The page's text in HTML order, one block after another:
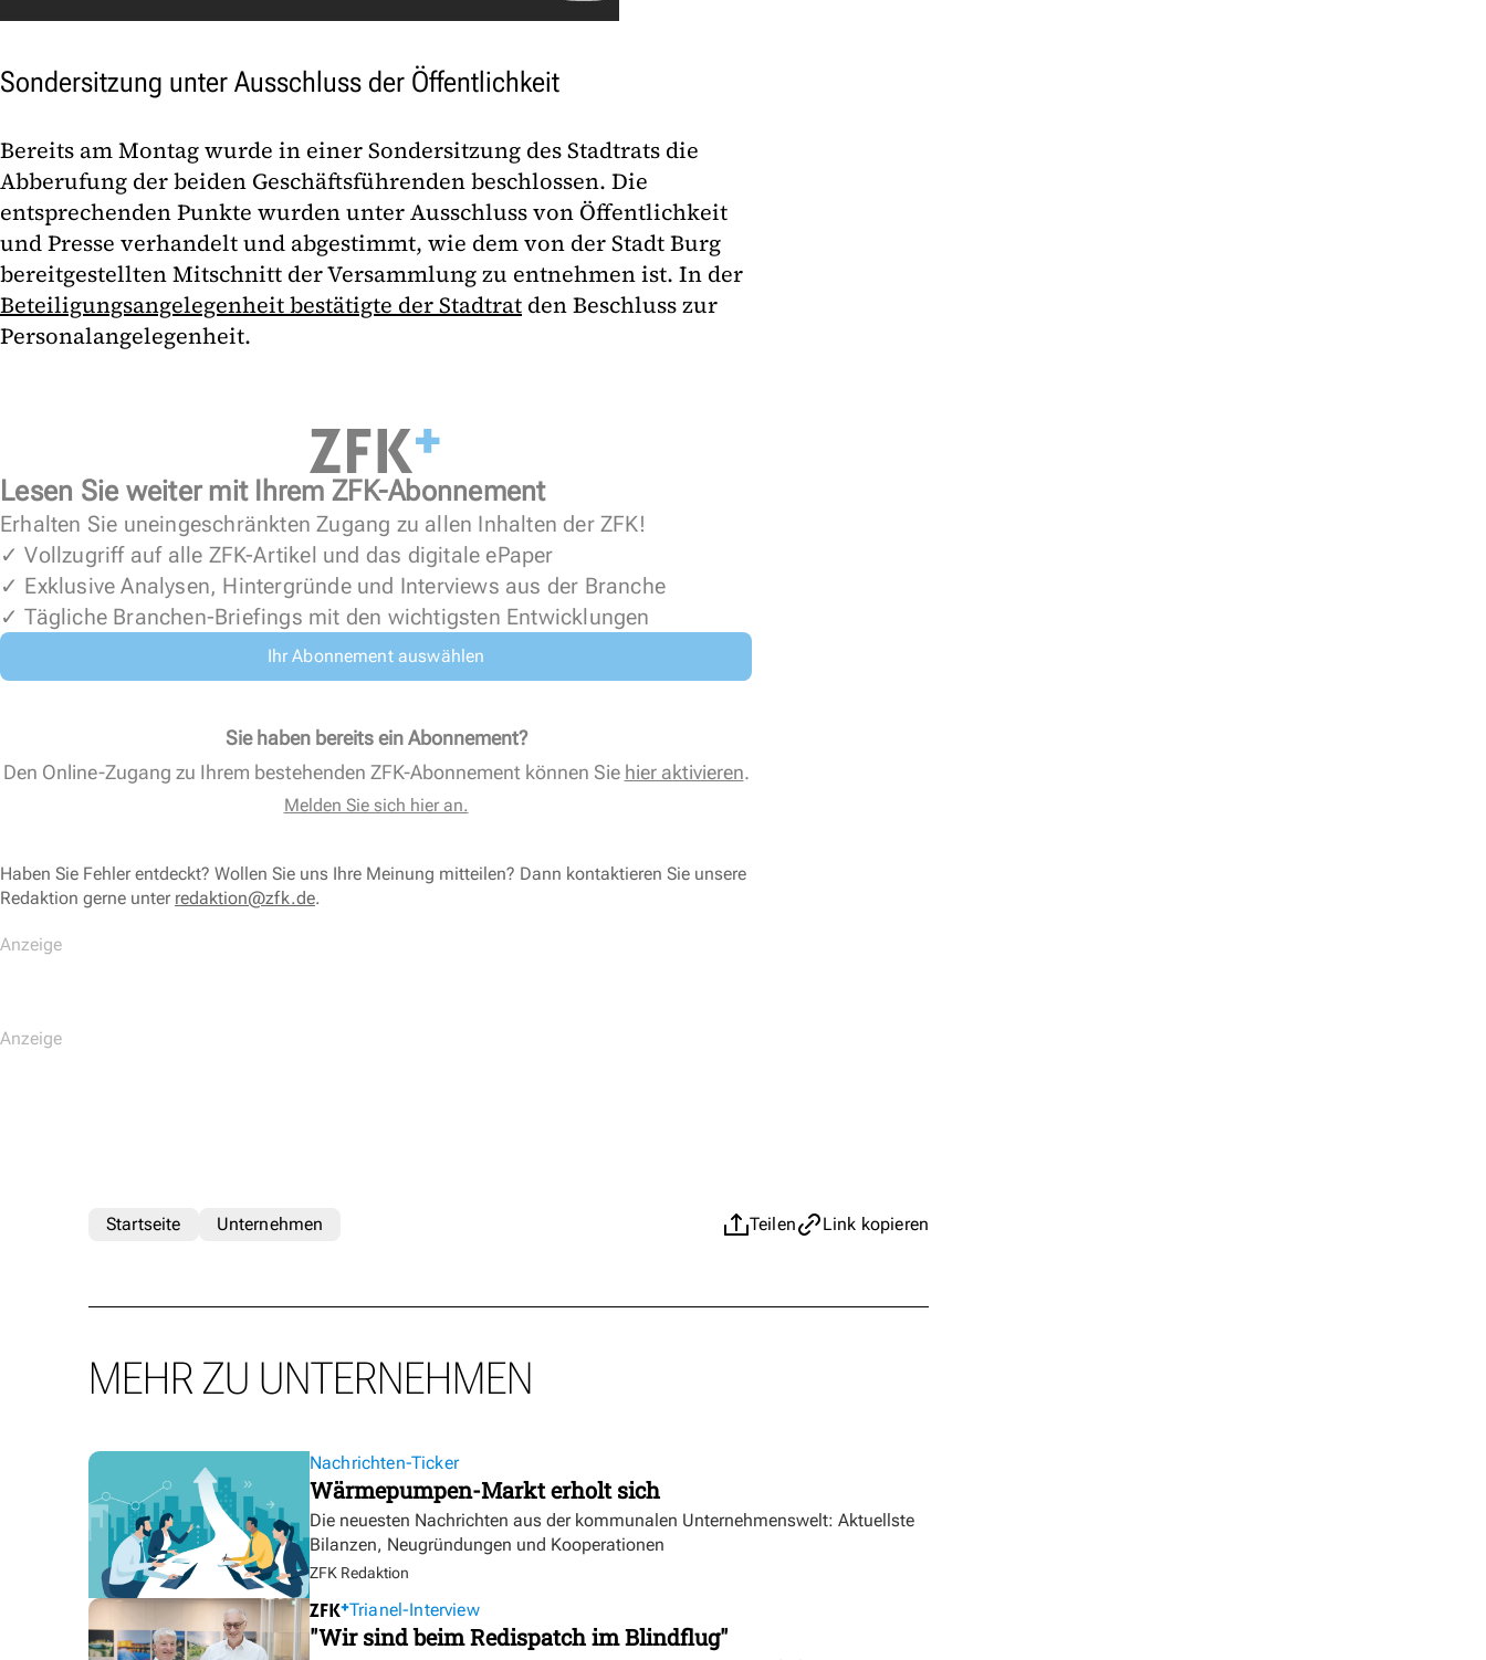
Sondersitzung unter Ausschluss der Öffentlichkeit
Bereits am Montag wurde in einer Sondersitzung des Stadtrats die
Abberufung der beiden Geschäftsführenden beschlossen. Die
entsprechenden Punkte wurden unter Ausschluss von Öffentlichkeit
und Presse verhandelt und abgestimmt, wie dem von der Stadt Burg
bereitgestellten Mitschnitt der Versammlung zu entnehmen ist. In der
Beteiligungsangelegenheit bestätigte der Stadtrat den Beschluss zur
Personalangelegenheit.
Lesen Sie weiter mit Ihrem ZFK-Abonnement
Erhalten Sie uneingeschränkten Zugang zu allen Inhalten der ZFK!
✓ Vollzugriff auf alle ZFK-Artikel und das digitale ePaper
✓ Exklusive Analysen, Hintergründe und Interviews aus der Branche
✓ Tägliche Branchen-Briefings mit den wichtigsten Entwicklungen
Ihr Abonnement auswählen
Sie haben bereits ein Abonnement?
Den Online-Zugang zu Ihrem bestehenden ZFK-Abonnement können Sie hier aktivieren.
Melden Sie sich hier an.
Haben Sie Fehler entdeckt? Wollen Sie uns Ihre Meinung mitteilen? Dann kontaktieren Sie unsere
Redaktion gerne unter redaktion@zfk.de.
Teilen Link kopieren
Startseite Unternehmen
MEHR ZU UNTERNEHMEN
Nachrichten-Ticker
Wärmepumpen-Markt erholt sich
Die neuesten Nachrichten aus der kommunalen Unternehmenswelt: Aktuellste
Bilanzen, Neugründungen und Kooperationen
ZFK Redaktion
Trianel-Interview
"Wir sind beim Redispatch im Blindflug"